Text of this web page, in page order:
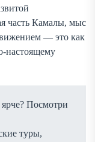
часть Камалы, мыс
— это как
настоящему
Посмотри
туры,